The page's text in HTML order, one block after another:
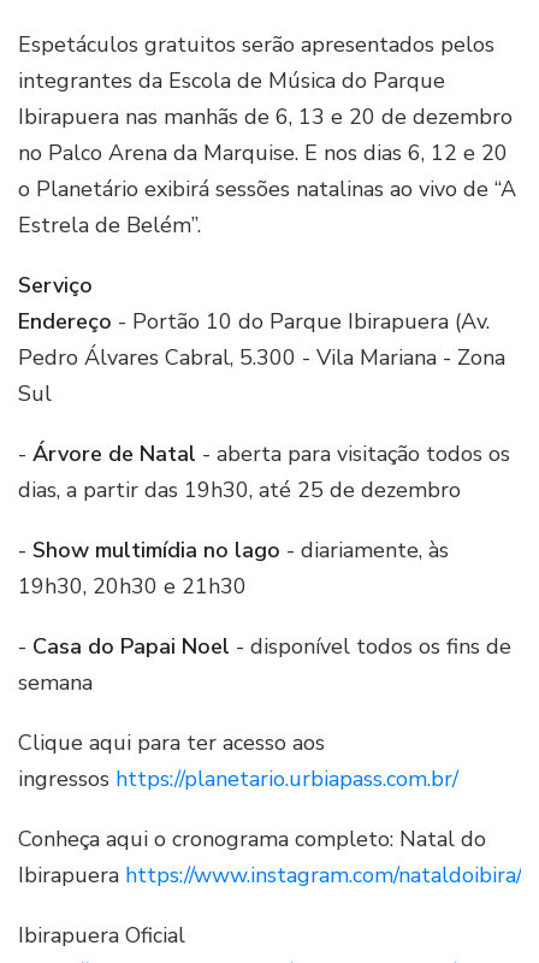
Espetáculos gratuitos serão apresentados pelos
integrantes da Escola de Música do Parque
Ibirapuera nas manhãs de 6, 13 e 20 de dezembro
no Palco Arena da Marquise. E nos dias 6, 12 e 20
o Planetário exibirá sessões natalinas ao vivo de “A
Estrela de Belém”.
Serviço
Endereço - Portão 10 do Parque Ibirapuera (Av.
Pedro Álvares Cabral, 5.300 - Vila Mariana - Zona
Sul
- Árvore de Natal - aberta para visitação todos os
dias, a partir das 19h30, até 25 de dezembro
- Show multimídia no lago - diariamente, às
19h30, 20h30 e 21h30
- Casa do Papai Noel - disponível todos os fins de
semana
Clique aqui para ter acesso aos
ingressos https://planetario.urbiapass.com.br/
Conheça aqui o cronograma completo: Natal do
Ibirapuera https://www.instagram.com/nataldoibira/
Ibirapuera Oficial